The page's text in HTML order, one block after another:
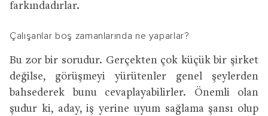
farkındadırlar.
Çalışanlar boş zamanlarında ne yaparlar?
Bu zor bir sorudur. Gerçekten çok küçük bir şirket
değilse, görüşmeyi yürütenler genel şeylerden
bahsederek bunu cevaplayabilirler. Önemli olan
şudur ki, aday, iş yerine uyum sağlama şansı olup